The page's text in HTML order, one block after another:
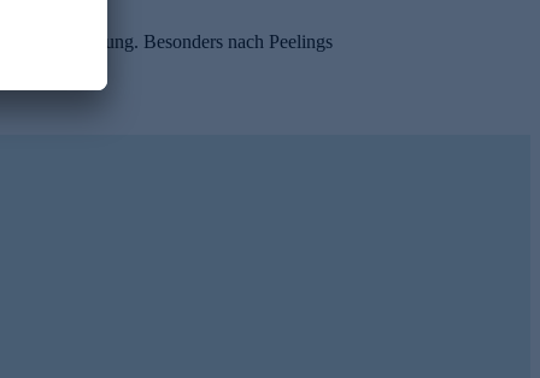
Ausstrahlung. Besonders nach Peelings